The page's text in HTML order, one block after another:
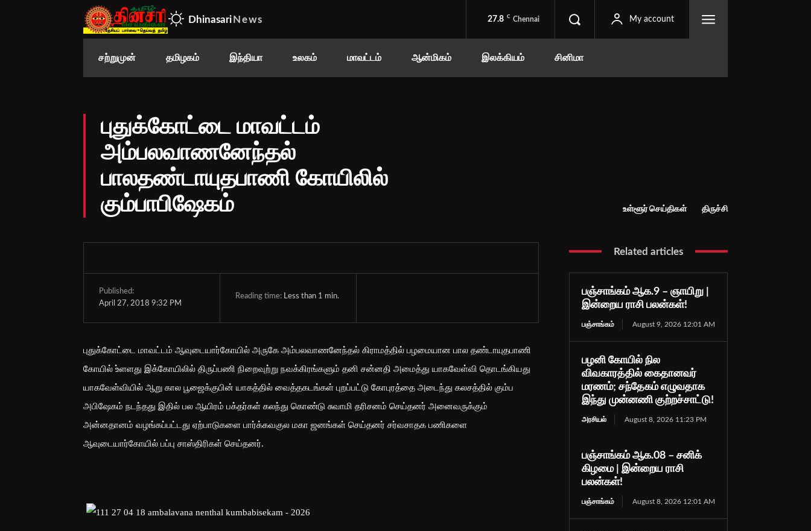
Dhinasari News 27.8 C Chennai My account
சற்றுமுன் தமிழகம் இந்தியா உலகம் மாவட்டம் ஆன்மிகம் இலக்கியம் சினிமா
புதுக்கோட்டை மாவட்டம்
அம்பலவாணனேந்தல்
பாலதண்டாயுதபாணி கோயிலில்
கும்பாபிஷேகம்
உள்ளூர் செய்திகள் திருச்சி
Published:
April 27, 2018 9:32 PM
Reading time: Less than 1 min.
புதுக்கோட்டை மாவட்டம் ஆவுடையார்கோயில் அருகே அம்பலவாணனேந்தல் கிராமத்தில் பழமையான பால தண்டாயுதபாணி
கோயில் உ்ளளது இக்கோயிலில் திருப்பணி நிறைவுற்று நவக்கிரங்களும் தனி சன்னதி அமைத்து யாகவேள்வி தொடங்கியது
யாகவேள்வியில் ஆறு கால பூஜைக்குபின் யாகத்தில் வைத்தகடங்கள் புறப்பட்டு கோபுரத்தை அடைந்து கலசத்தில் கும்ப
அபிஷேகம் நடந்தது இதில் பல ஆயிரம் பக்தர்கள் கலந்து கொண்டு சுவாமி தரிசனம் செய்தனர் அனைவருக்கும்
அன்னதானம் வழங்கப்பட்டது ஏற்பாடுகளை பார்க்கவகுல மகா ஜனங்கள் செய்தனர் சர்வசாதக பணிகளை
ஆவுடையார்கோயில் பப்பு சாஸ்திரிகள் செய்தனர்.
Related articles
பஞ்சாங்கம் ஆக.9 – ஞாயிறு |
இன்றைய ராசி பலன்கள்!
பஞ்சாங்கம் August 9, 2026 12:01 AM
பழனி கோயில் நில
விவகாரத்தில் கைதானவர்
மரணம்; சந்தேகம் எழுவதாக
இந்து முன்னணி குற்றச்சாட்டு!
அரசியல் August 8, 2026 11:23 PM
பஞ்சாங்கம் ஆக.08 – சனிக்
கிழமை | இன்றைய ராசி
பலன்கள்!
பஞ்சாங்கம் August 8, 2026 12:01 AM